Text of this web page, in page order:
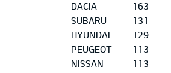
DACIA
163
SUBARU
131
HYUNDAI
129
PEUGEOT
113
NISSAN
113